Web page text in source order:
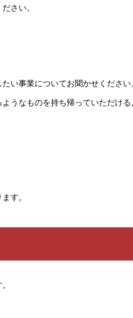
さい。
い事業についてお聞かせくださ
うなものを持ち帰っていただけ
す。